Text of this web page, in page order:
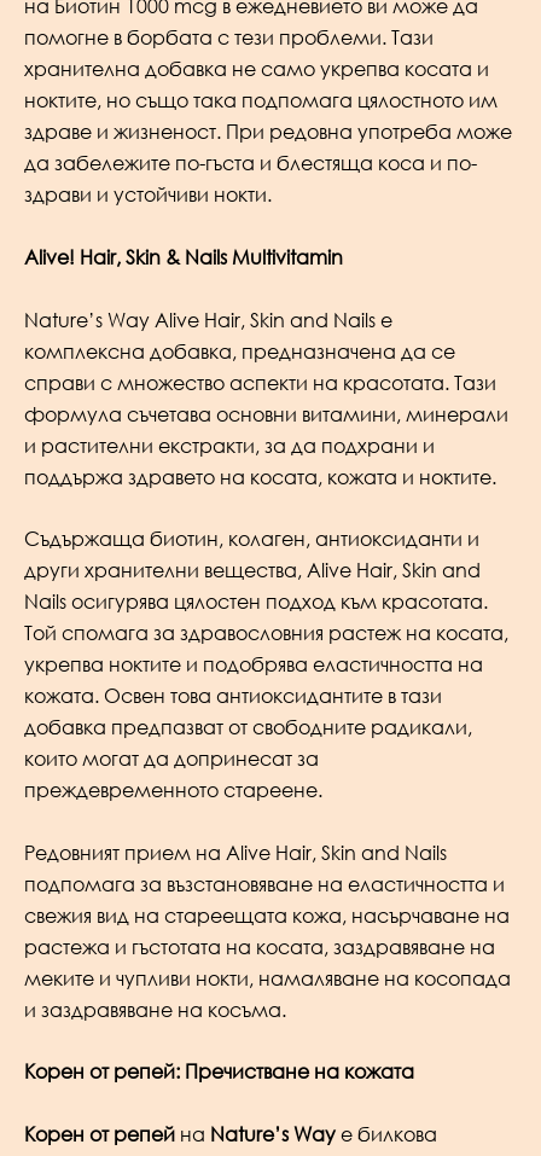
на Биотин 1000 mcg в ежедневието ви може да
помогне в борбата с тези проблеми. Тази
хранителна добавка не само укрепва косата и
ноктите, но също така подпомага цялостното им
здраве и жизненост. При редовна употреба може
да забележите по-гъста и блестяща коса и по-
здрави и устойчиви нокти.
Alive! Hair, Skin & Nails Multivitamin
Nature’s Way Alive Hair, Skin and Nails е
комплексна добавка, предназначена да се
справи с множество аспекти на красотата. Тази
формула съчетава основни витамини, минерали
и растителни екстракти, за да подхрани и
поддържа здравето на косата, кожата и ноктите.
Съдържаща биотин, колаген, антиоксиданти и
други хранителни вещества, Alive Hair, Skin and
Nails осигурява цялостен подход към красотата.
Той спомага за здравословния растеж на косата,
укрепва ноктите и подобрява еластичността на
кожата. Освен това антиоксидантите в тази
добавка предпазват от свободните радикали,
които могат да допринесат за
преждевременното стареене.
Редовният прием на Alive Hair, Skin and Nails
подпомага за възстановяване на еластичността и
свежия вид на стареещата кожа, насърчаване на
растежа и гъстотата на косата, заздравяване на
меките и чупливи нокти, намаляване на косопада
и заздравяване на косъма.
Корен от репей: Пречистване на кожата
Корен от репей на Nature’s Way е билкова